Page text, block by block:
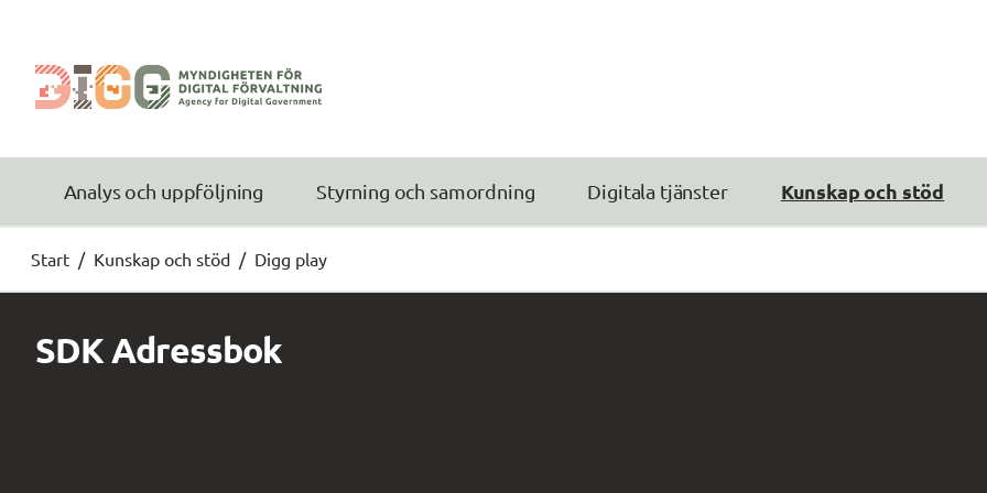
Analys och uppföljning Styrning och samordning Digitala tjänster Kunskap och stöd
Start / Kunskap och stöd / Digg play
SDK Adressbok